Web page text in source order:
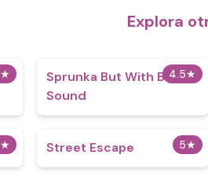
Explora
★ 4.5★
​Sprunka But With Better
Sound
★ 5★
Street Escape